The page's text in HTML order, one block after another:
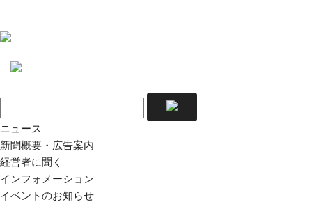
ニュース
新聞概要・広告案内
経営者に聞く
インフォメーション
イベントのお知らせ